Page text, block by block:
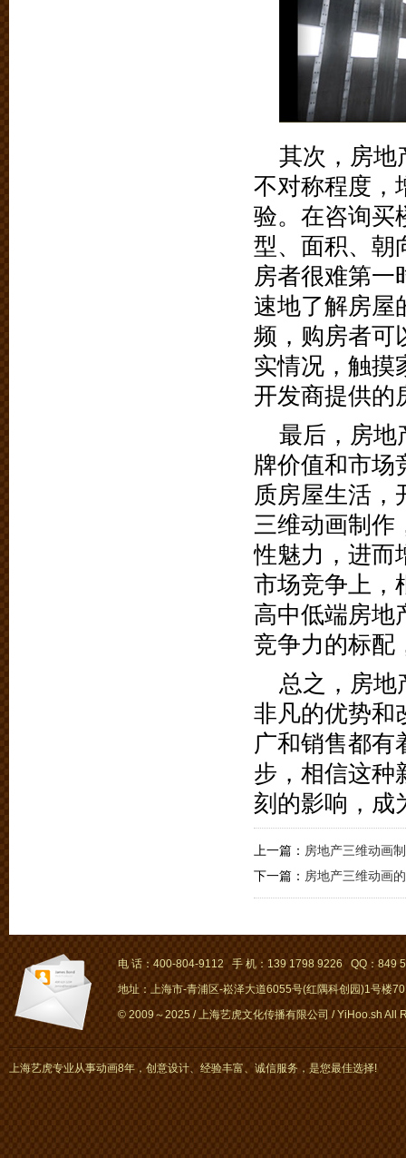
其次，房地
不对称程度，
验。在咨询买
型、面积、朝
房者很难第一
速地了解房屋
频，购房者可
实情况，触摸
开发商提供的
最后，房地
牌价值和市场
质房屋生活，
三维动画制作
性魅力，进而
市场竞争上，
高中低端房地
竞争力的标配
总之，房地
非凡的优势和
广和销售都有
步，相信这种
刻的影响，成
上一篇： 房地产三维动画
下一篇： 房地产三维动画
电 话：400-804-9112 手 机：139 1798 9226 QQ：849
地址：上海市-青浦区-崧泽大道6055号(红隅科创园)1号楼
© 2009～2025 / 上海艺虎文化传播有限公司 / YiHoo.sh All
上海艺虎专业从事动画8年，创意设计、经验丰富、诚信服务，是您最佳选择!